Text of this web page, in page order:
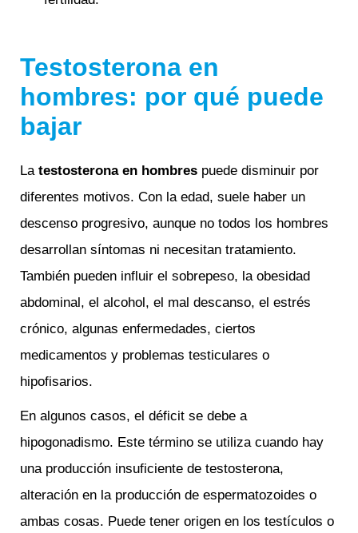
Testosterona en
hombres: por qué puede
bajar
La testosterona en hombres puede disminuir por
diferentes motivos. Con la edad, suele haber un
descenso progresivo, aunque no todos los hombres
desarrollan síntomas ni necesitan tratamiento.
También pueden influir el sobrepeso, la obesidad
abdominal, el alcohol, el mal descanso, el estrés
crónico, algunas enfermedades, ciertos
medicamentos y problemas testiculares o
hipofisarios.
En algunos casos, el déficit se debe a
hipogonadismo. Este término se utiliza cuando hay
una producción insuficiente de testosterona,
alteración en la producción de espermatozoides o
ambas cosas. Puede tener origen en los testículos o